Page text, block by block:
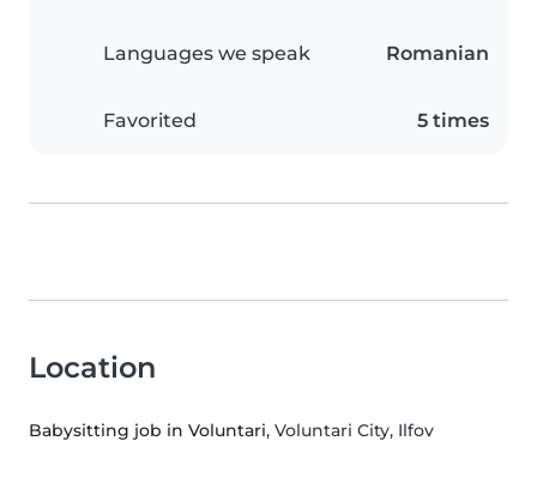
Languages we speak Romanian
Favorited 5 times
Location
Babysitting job in Voluntari, Voluntari City, Ilfov